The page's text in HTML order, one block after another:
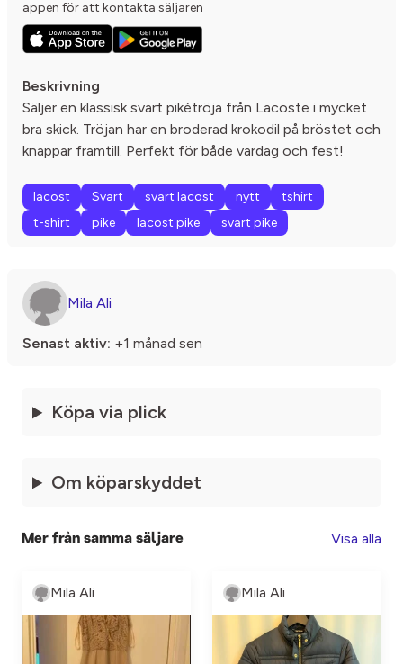
appen för att kontakta säljaren
Beskrivning
Säljer en klassisk svart pikétröja från Lacoste i mycket
bra skick. Tröjan har en broderad krokodil på bröstet och
knappar framtill. Perfekt för både vardag och fest!
lacost Svart svart lacost nytt
tshirt
t-shirt
pike lacost pike svart pike
Mila Ali
Senast aktiv: +1 månad sen
Köpa via plick
Om köparskyddet
Mer från samma säljare Visa alla
Mila Ali Mila Ali